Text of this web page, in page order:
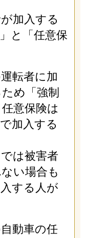
加入する
と「任意保
転者に加
め「強制
意保険は
加入する
は被害者
い場合も
する人が
動車の任